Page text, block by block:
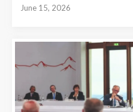
June 15, 2026